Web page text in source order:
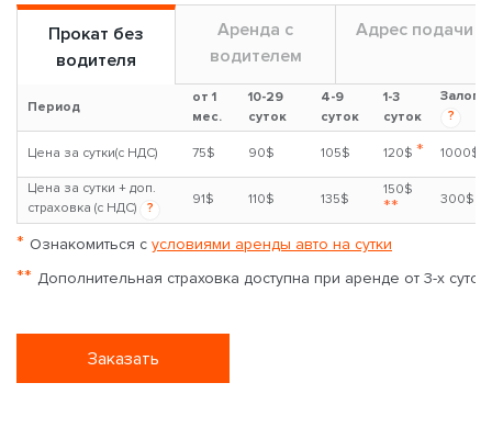
Прокат без
водителя
Аренда с
водителем
Адрес подачи
Период
от 1
мес.
10-29
суток
4-9
суток
1-3
суток
Залог
?
Цена за сутки(с НДС) 75$ 90$ 105$ 120$ * 1000$
Цена за сутки + доп.
страховка (с НДС)
?
91$ 110$ 135$
150$
** 300$
* Ознакомиться с условиями аренды авто на сутки
** Дополнительная страховка доступна при аренде от 3-х суток
Заказать